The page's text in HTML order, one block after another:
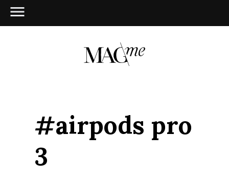
#airpods pro
3